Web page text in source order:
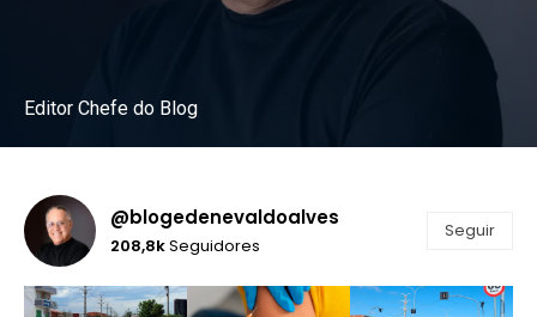
Editor Chefe do Blog
Instagram
@blogedenevaldoalves
208,8kSeguidores
Seguir